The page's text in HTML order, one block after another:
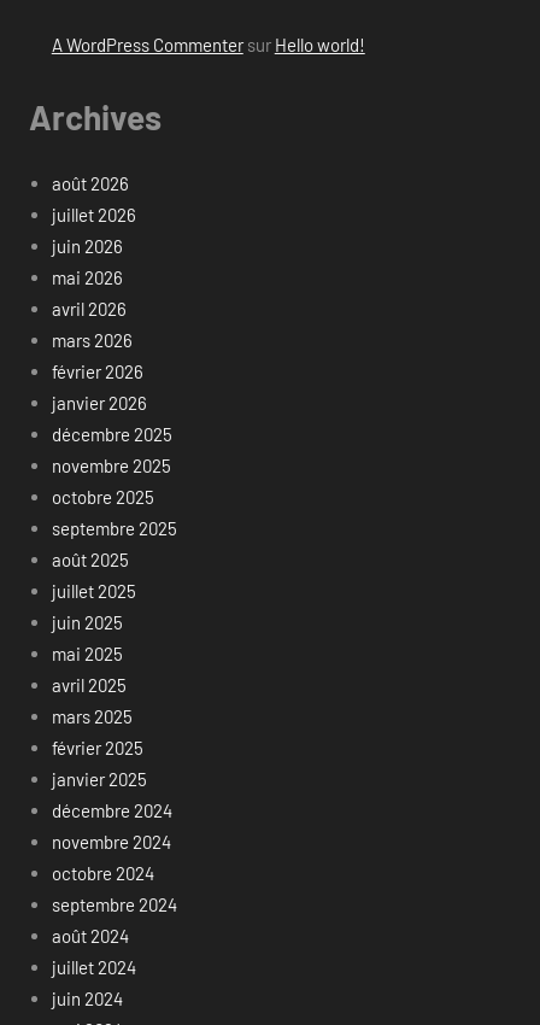
A WordPress Commentersur Hello world!
Archives
août 2026
juillet 2026
juin 2026
mai 2026
avril 2026
mars 2026
février 2026
janvier 2026
décembre 2025
novembre 2025
octobre 2025
septembre 2025
août 2025
juillet 2025
juin 2025
mai 2025
avril 2025
mars 2025
février 2025
janvier 2025
décembre 2024
novembre 2024
octobre 2024
septembre 2024
août 2024
juillet 2024
juin 2024